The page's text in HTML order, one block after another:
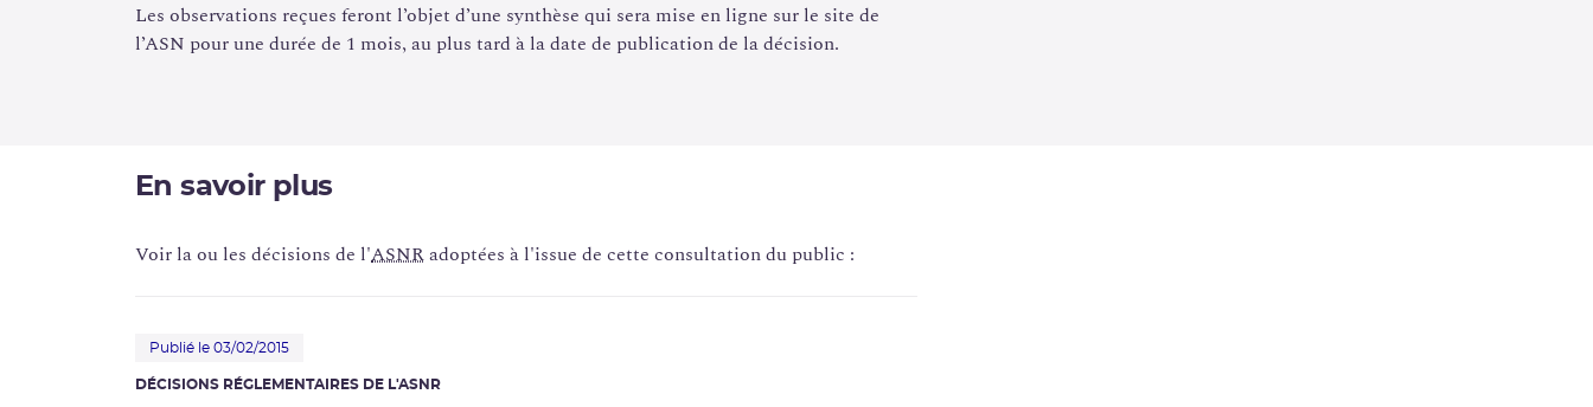
à des fins médicales ;
le rapport du GT « Aménagement des installations de médecine nucléaire in vivo », janvier
des appareils électriques produisant des
vivocomprenant le diagnostic, la thérapie, le marquage cellulaire et la recherche
Les observations reçues feront l’objet d’une synthèse qui sera mise en ligne sur le site de
l’ASN pour une durée de 1 mois, au plus tard à la date de publication de la décision.
En savoir plus
Voir la ou les décisions de l'ASNRadoptées à l'issue de cette consultation du public :
Publié le 03/02/2015
DÉCISIONS RÉGLEMENTAIRES DE L'ASNR